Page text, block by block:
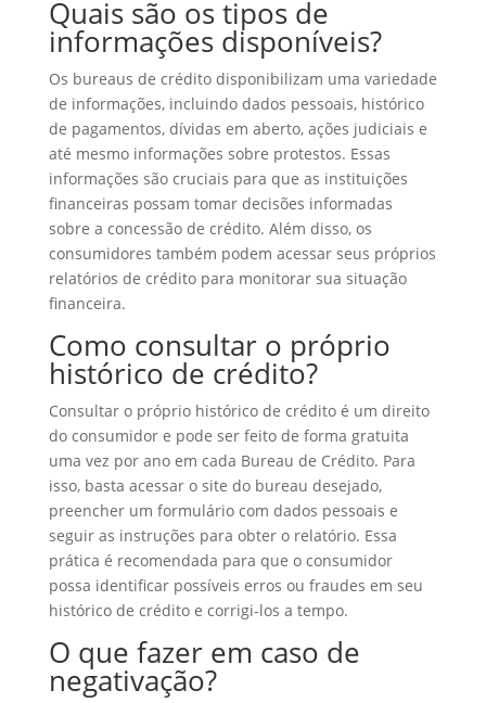
Quais são os tipos de
informações disponíveis?
Os bureaus de crédito disponibilizam uma variedade
de informações, incluindo dados pessoais, histórico
de pagamentos, dívidas em aberto, ações judiciais e
até mesmo informações sobre protestos. Essas
informações são cruciais para que as instituições
financeiras possam tomar decisões informadas
sobre a concessão de crédito. Além disso, os
consumidores também podem acessar seus próprios
relatórios de crédito para monitorar sua situação
financeira.
Como consultar o próprio
histórico de crédito?
Consultar o próprio histórico de crédito é um direito
do consumidor e pode ser feito de forma gratuita
uma vez por ano em cada Bureau de Crédito. Para
isso, basta acessar o site do bureau desejado,
preencher um formulário com dados pessoais e
seguir as instruções para obter o relatório. Essa
prática é recomendada para que o consumidor
possa identificar possíveis erros ou fraudes em seu
histórico de crédito e corrigi-los a tempo.
O que fazer em caso de
negativação?